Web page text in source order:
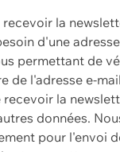
la
d'une
permettant de
de l'adresse e-
la
données.
pour l'envoi